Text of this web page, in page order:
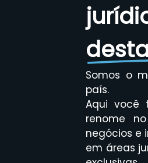
Somos o
país.
Aqui você
renome
negócios e
em áreas